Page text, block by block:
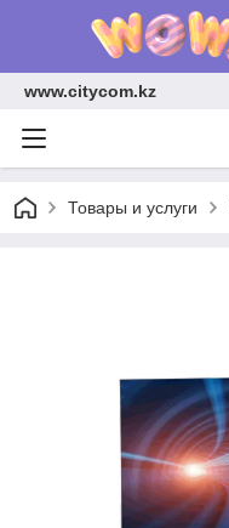
www.citycom.kz
Товары и услуги